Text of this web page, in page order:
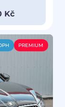
Kč
PREMIUM